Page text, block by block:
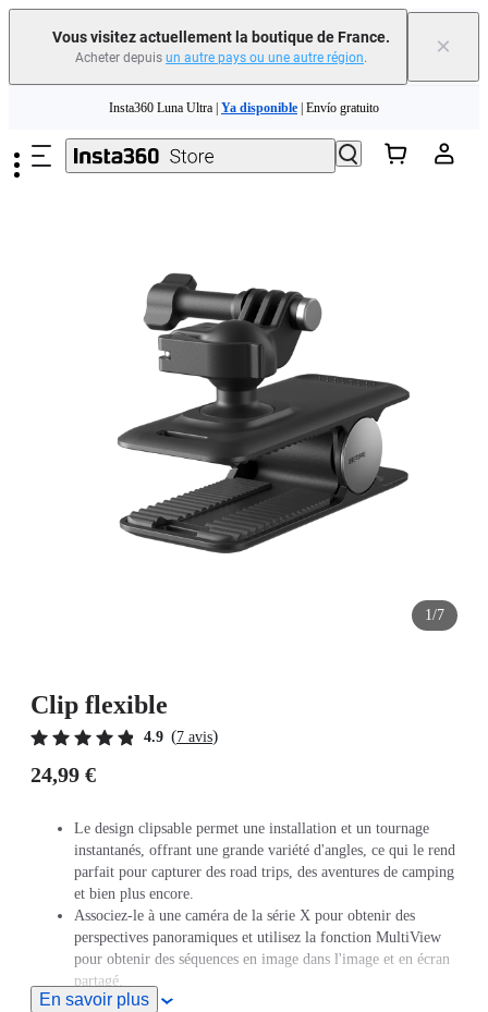
Vous visitez actuellement la boutique de France.
Acheter depuis un autre pays ou une autre région. ×
Insta360 Luna Ultra | Ya disponible | Envío gratuito
Échangez votre ancien appareil et recevez de l'argent pour votre nouvel achat.｜
En savoir plus
Insta360 Luna Ultra |
1/7
Clip flexible
4.9 (7 avis)
24,99 €
Le design clipsable permet une installation et un tournage
instantanés, offrant une grande variété d'angles, ce qui le rend
parfait pour capturer des road trips, des aventures de camping
et bien plus encore.
Associez-le à une caméra de la série X pour obtenir des
perspectives panoramiques et utilisez la fonction MultiView
pour obtenir des séquences en image dans l'image et en écran
partagé.
La rotule offre une flexibilité complète à 360° pour assurer
En savoir plus